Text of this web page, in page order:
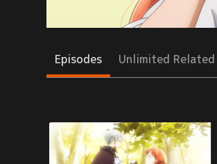
Episodes Unlimited